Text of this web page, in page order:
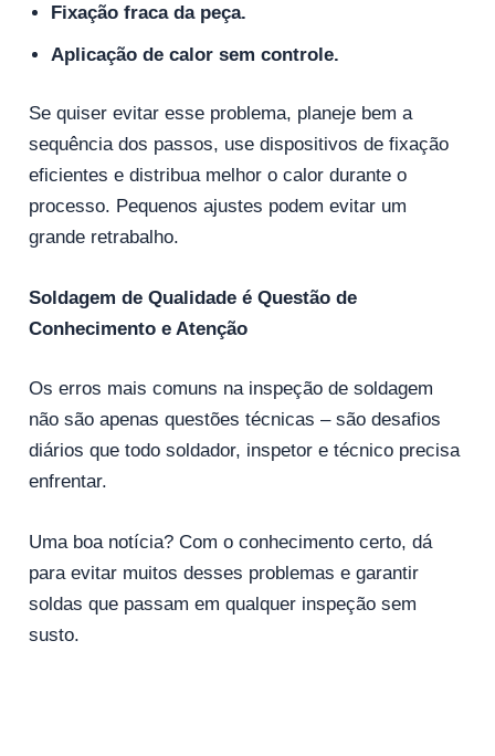
Fixação fraca da peça.
Aplicação de calor sem controle.
Se quiser evitar esse problema, planeje bem a
sequência dos passos, use dispositivos de fixação
eficientes e distribua melhor o calor durante o
processo. Pequenos ajustes podem evitar um
grande retrabalho.
Soldagem de Qualidade é Questão de
Conhecimento e Atenção
Os erros mais comuns na inspeção de soldagem
não são apenas questões técnicas – são desafios
diários que todo soldador, inspetor e técnico precisa
enfrentar.
Uma boa notícia? Com o conhecimento certo, dá
para evitar muitos desses problemas e garantir
soldas que passam em qualquer inspeção sem
susto.